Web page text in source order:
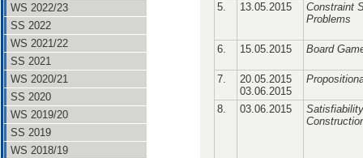
WS 2022/23
SS 2022
WS 2021/22
SS 2021
WS 2020/21
SS 2020
WS 2019/20
SS 2019
WS 2018/19
5. 13.05.2015
Constraint
Problems
6. 15.05.2015 Board
7.
20.05.2015
03.06.2015
8. 03.06.2015